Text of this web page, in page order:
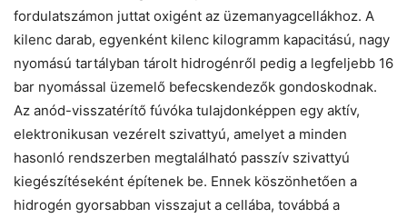
fordulatszámon juttat oxigént az üzemanyagcellákhoz. A
kilenc darab, egyenként kilenc kilogramm kapacitású, nagy
nyomású tartályban tárolt hidrogénről pedig a legfeljebb 16
bar nyomással üzemelő befecskendezők gondoskodnak.
Az anód-visszatérítő fúvóka tulajdonképpen egy aktív,
elektronikusan vezérelt szivattyú, amelyet a minden
hasonló rendszerben megtalálható passzív szivattyú
kiegészítéseként építenek be. Ennek köszönhetően a
hidrogén gyorsabban visszajut a cellába, továbbá a